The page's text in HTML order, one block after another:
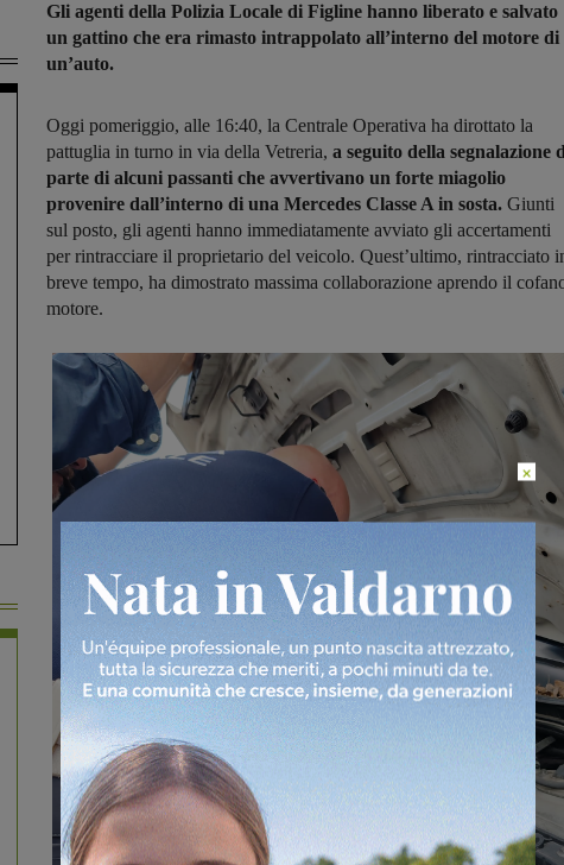
Gli agenti della Polizia Locale di Figline hanno liberato e salvato
un gattino che era rimasto intrappolato all’interno del motore di
un’auto.
Oggi pomeriggio, alle 16:40, la Centrale Operativa ha dirottato la
pattuglia in turno in via della Vetreria, a seguito della segnalazione
parte di alcuni passanti che avvertivano un forte miagolio
provenire dall’interno di una Mercedes Classe A in sosta. Giunti
sul posto, gli agenti hanno immediatamente avviato gli accertamenti
per rintracciare il proprietario del veicolo. Quest’ultimo, rintracciato
breve tempo, ha dimostrato massima collaborazione aprendo il
motore.
×